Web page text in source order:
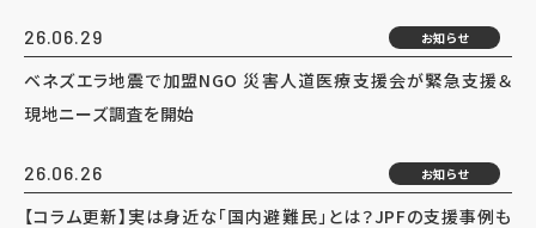
26.06.29 お知らせ
ベネズエラ地震で加盟NGO 災害人道医療支援会が緊急支援＆
現地ニーズ調査を開始
26.06.26 お知らせ
【コラム更新】実は身近な「国内避難民」とは？JPFの支援事例も